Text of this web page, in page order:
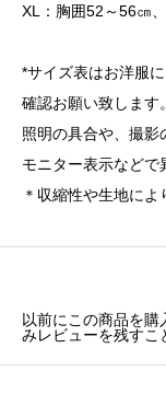
XL：胸囲52～56㎝
*サイズ表はお洋服
確認お願い致します。
照明の具合や、撮影
モニター表示などで
＊収縮性や生地によ
以前にこの商品を
みレビューを残すこ